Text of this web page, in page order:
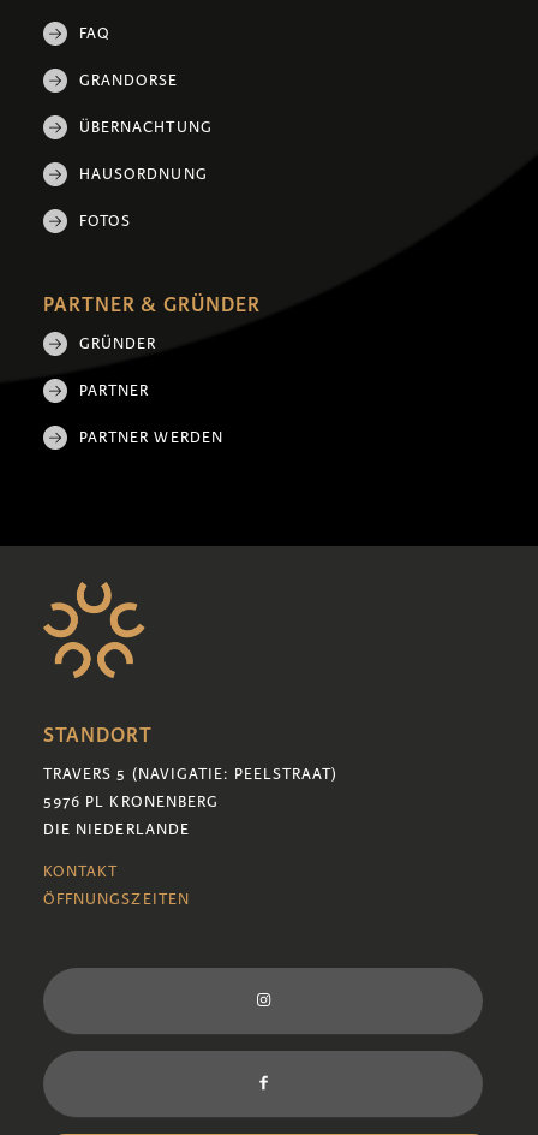
FAQ
GRANDORSE
ÜBERNACHTUNG
HAUSORDNUNG
FOTOS
PARTNER & GRÜNDER
GRÜNDER
PARTNER
PARTNER WERDEN
STANDORT
TRAVERS 5 (NAVIGATIE: PEELSTRAAT)
5976 PL KRONENBERG
DIE NIEDERLANDE
KONTAKT
ÖFFNUNGSZEITEN